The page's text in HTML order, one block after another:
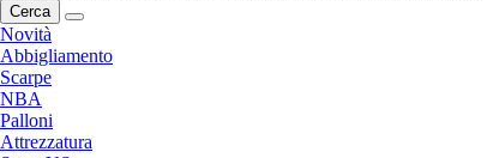
Cerca
Novità
Abbigliamento
Scarpe
NBA
Palloni
Attrezzatura